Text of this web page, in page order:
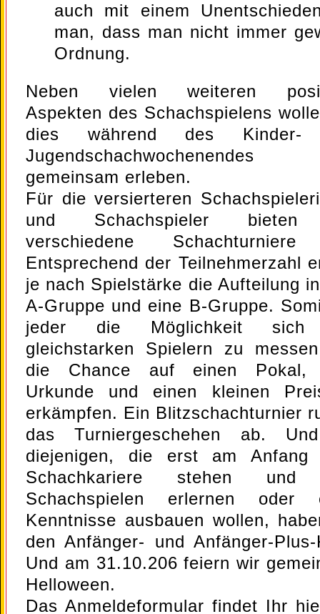
auch mit einem
man, dass man nicht immer
Ordnung.
Neben vielen weiteren
Aspekten des Schachspielens
dies während des Kinder-
Jugendschachwochenendes
gemeinsam erleben.
Für die versierteren
und Schachspieler
verschiedene
Entsprechend der Teilnehmerzahl
je nach Spielstärke die Aufteilung
A-Gruppe und eine B-Gruppe.
jeder die Möglichkeit
gleichstarken Spielern zu
die Chance auf einen Pokal,
Urkunde und einen kleinen
erkämpfen. Ein Blitzschachturnier
das Turniergeschehen ab.
diejenigen, die erst am Anfang
Schachkariere stehen und
Schachspielen erlernen oder
Kenntnisse ausbauen wollen,
den Anfänger- und Anfänger-Plus-
Und am 31.10.206 feiern wir
Helloween.
Das Anmeldeformular findet Ihr